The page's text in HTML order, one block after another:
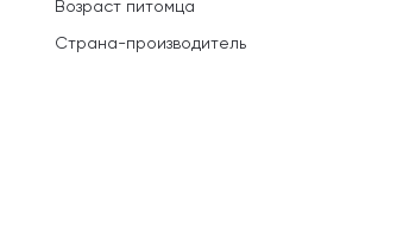
Возраст питомца
Страна-производитель